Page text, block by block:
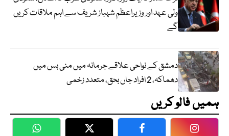
ولی عہد اور وزیراعظم شہباز شریف سے اہم ملاقات کریں
گے
دمشق کے نواحی علاقے جرمانہ میں منی بس میں
دھماکہ، 2 افراد جاں بحق، متعدد زخمی
ہمیں فالو کریں